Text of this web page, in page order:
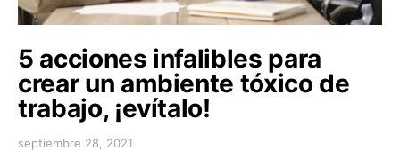
5 acciones infalibles para
crear un ambiente tóxico de
trabajo, ¡evítalo!
septiembre 28, 2021